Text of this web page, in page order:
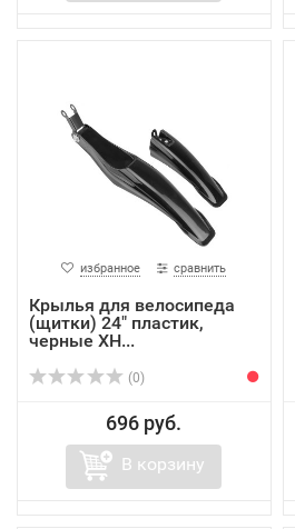
избранное сравнить
Крылья для велосипеда
(щитки) 24" пластик,
черные XН...
(0)
696 руб.
В корзину